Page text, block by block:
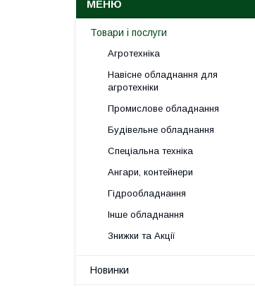
Товари і послуги
Агротехніка
Навісне обладнання для
агротехніки
Промислове обладнання
Будівельне обладнання
Спеціальна техніка
Ангари, контейнери
Гідрообладнання
Інше обладнання
Знижки та Акції
Новинки